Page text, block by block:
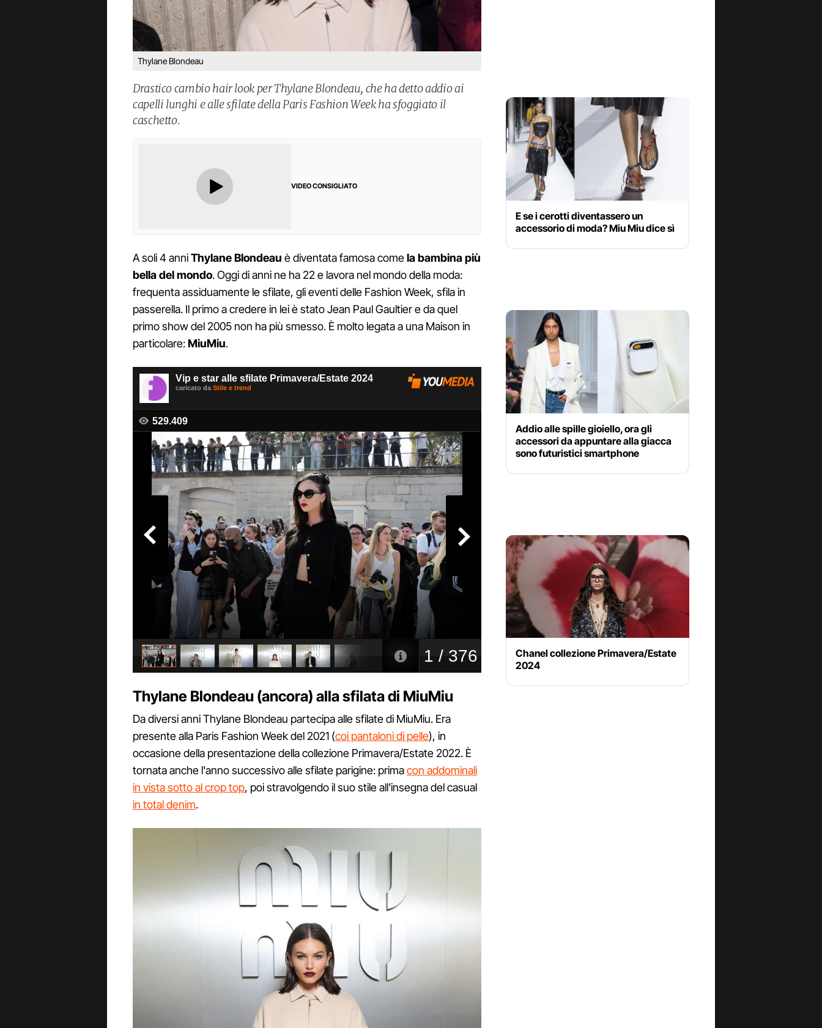
Thylane Blondeau
Drastico cambio hair look per Thylane Blondeau, che ha detto addio ai
capelli lunghi e alle sfilate della Paris Fashion Week ha sfoggiato il
caschetto.
VIDEO CONSIGLIATO
A soli 4 anniThylane Blondeau è diventata famosa comela bambina più
bella del mondo. Oggi di anni ne ha 22 e lavora nel mondo della moda:
frequenta assiduamente le sfilate, gli eventi delle Fashion Week, sfila in
passerella. Il primo a credere in lei è stato Jean Paul Gaultier e da quel
primo show del 2005 non ha più smesso. È molto legata a una Maison in
particolare:MiuMiu.
Thylane Blondeau (ancora) alla sfilata di MiuMiu
Da diversi anni Thylane Blondeau partecipa alle sfilate di MiuMiu. Era
presente alla Paris Fashion Week del 2021 (coi pantaloni di pelle), in
occasione della presentazione della collezione Primavera/Estate 2022. È
tornata anche l'anno successivo alle sfilate parigine: primacon addominali
in vista sotto al crop top, poi stravolgendo il suo stile all'insegna del casual
in total denim.
E se i cerotti diventassero un
accessorio di moda? Miu Miu dice sì
Addio alle spille gioiello, ora gli
accessori da appuntare alla giacca
sono futuristici smartphone
Chanel collezione Primavera/Estate
2024